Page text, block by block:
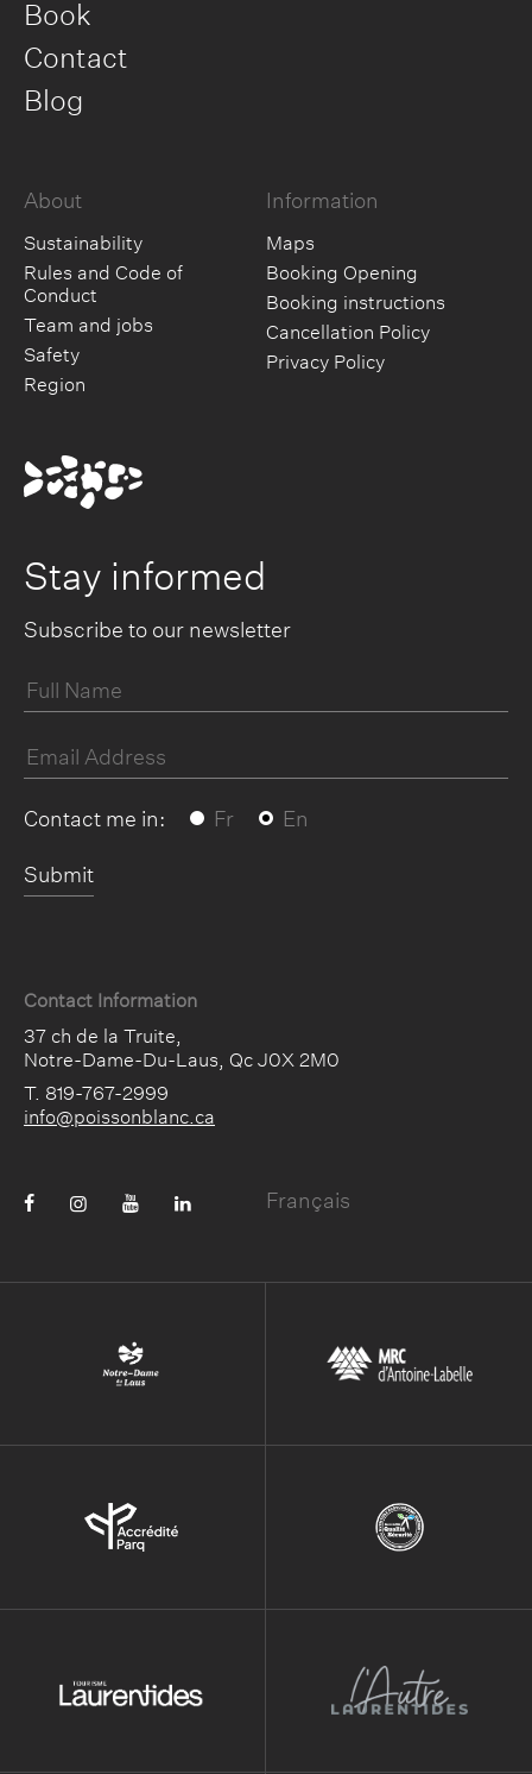
Book
Contact
Blog
About
Sustainability
Rules and Code of
Conduct
Team and jobs
Safety
Region
Information
Maps
Booking Opening
Booking instructions
Cancellation Policy
Privacy Policy
Français
Contact Information
37 ch de la Truite,
Notre-Dame-Du-Laus, Qc J0X 2M0
T. 819-767-2999
info@poissonblanc.ca
Stay informed
Subscribe to our newsletter
Contact me in: Fr En
Submit